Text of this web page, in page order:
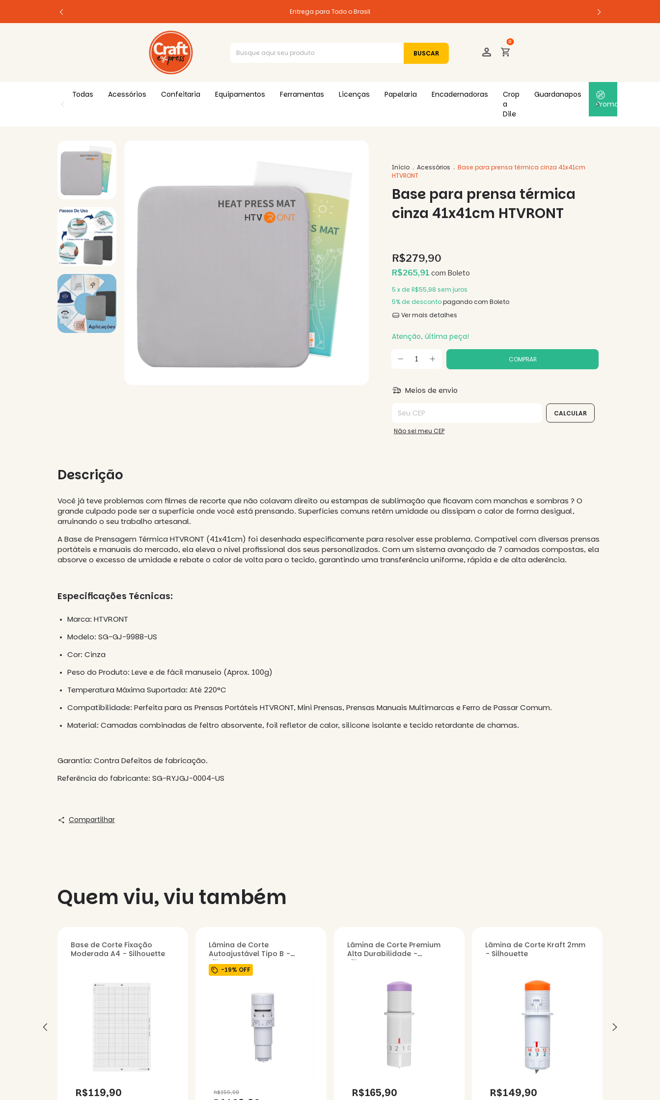
Entrega para Todo o Brasil
0
Todas Acessórios Confeitaria Equipamentos Ferramentas Licenças Papelaria Encadernadoras
Crop
a
Dile
Guardanapos
Promoções
Início . Acessórios . Base para prensa térmica cinza 41x41cm
HTVRONT
Base para prensa térmica
cinza 41x41cm HTVRONT
R$279,90
R$265,91 com Boleto
5 x de R$55,98 sem juros
5% de descontopagando com Boleto
Ver mais detalhes
Atenção, última peça!
Meios de envio
CALCULAR
Não sei meu CEP
Descrição
Você já teve problemas com filmes de recorte que não colavam direito ou estampas de sublimação que ficavam com manchas e sombras ? O
grande culpado pode ser a superfície onde você está prensando. Superfícies comuns retêm umidade ou dissipam o calor de forma desigual,
arruinando o seu trabalho artesanal.
A Base de Prensagem Térmica HTVRONT (41x41cm) foi desenhada especificamente para resolver esse problema. Compatível com diversas prensas
portáteis e manuais do mercado, ela eleva o nível profissional dos seus personalizados. Com um sistema avançado de 7 camadas compostas, ela
absorve o excesso de umidade e rebate o calor de volta para o tecido, garantindo uma transferência uniforme, rápida e de alta aderência.
Especificações Técnicas:
Marca: HTVRONT
Modelo: SG-GJ-9988-US
Cor: Cinza
Peso do Produto: Leve e de fácil manuseio (Aprox. 100g)
Temperatura Máxima Suportada: Até 220°C
Compatibilidade: Perfeita para as Prensas Portáteis HTVRONT, Mini Prensas, Prensas Manuais Multimarcas e Ferro de Passar Comum.
Material: Camadas combinadas de feltro absorvente, foil refletor de calor, silicone isolante e tecido retardante de chamas.
Garantia: Contra Defeitos de fabricação.
Referência do fabricante: SG-RYJGJ-0004-US
Compartilhar
Quem viu, viu também
Base de Corte Fixação
Moderada A4 - Silhouette
R$119,90
Lâmina de Corte
Autoajustável Tipo B -
Silhouette
-19% OFF
R$159,90
Lâmina de Corte Premium
Alta Durabilidade -
Silhouette
R$165,90
Lâmina de Corte Kraft 2mm
- Silhouette
R$149,90